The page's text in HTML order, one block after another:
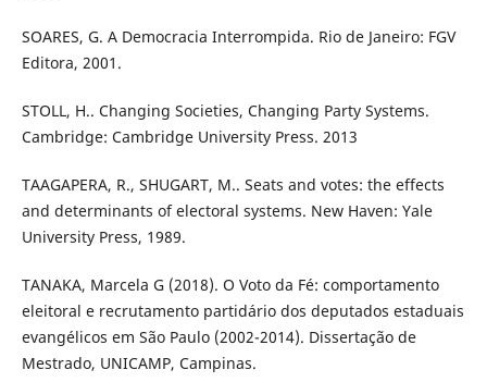
SOARES, G. A Democracia Interrompida. Rio de Janeiro: FGV
Editora, 2001.
STOLL, H.. Changing Societies, Changing Party Systems.
Cambridge: Cambridge University Press. 2013
TAAGAPERA, R., SHUGART, M.. Seats and votes: the effects
and determinants of electoral systems. New Haven: Yale
University Press, 1989.
TANAKA, Marcela G (2018). O Voto da Fé: comportamento
eleitoral e recrutamento partidário dos deputados estaduais
evangélicos em São Paulo (2002-2014). Dissertação de
Mestrado, UNICAMP, Campinas.